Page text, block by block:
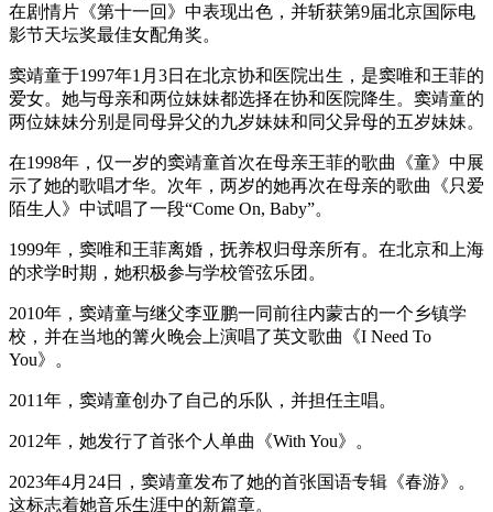
在剧情片《第十一回》中表现出色，并斩获第9届北京国际电
影节天坛奖最佳女配角奖。
窦靖童于1997年1月3日在北京协和医院出生，是窦唯和王菲的
爱女。她与母亲和两位妹妹都选择在协和医院降生。窦靖童的
两位妹妹分别是同母异父的九岁妹妹和同父异母的五岁妹妹。
在1998年，仅一岁的窦靖童首次在母亲王菲的歌曲《童》中展
示了她的歌唱才华。次年，两岁的她再次在母亲的歌曲《只爱
陌生人》中试唱了一段“Come On, Baby”。
1999年，窦唯和王菲离婚，抚养权归母亲所有。在北京和上海
的求学时期，她积极参与学校管弦乐团。
2010年，窦靖童与继父李亚鹏一同前往内蒙古的一个乡镇学
校，并在当地的篝火晚会上演唱了英文歌曲《I Need To
You》。
2011年，窦靖童创办了自己的乐队，并担任主唱。
2012年，她发行了首张个人单曲《With You》。
2023年4月24日，窦靖童发布了她的首张国语专辑《春游》。
这标志着她音乐生涯中的新篇章。